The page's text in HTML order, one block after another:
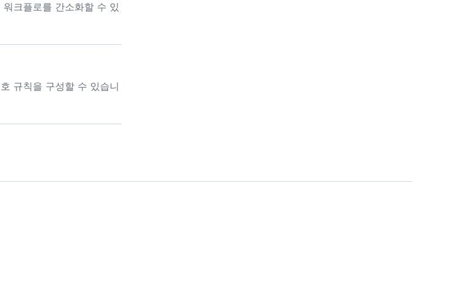
크플로를 간소화할 수 있
규칙을 구성할 수 있습니